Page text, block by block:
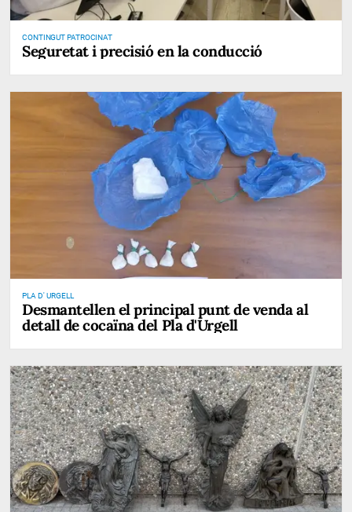
CONTINGUT PATROCINAT
Seguretat i precisió en la conducció
PLA D' URGELL
Desmantellen el principal punt de venda al
detall de cocaïna del Pla d'Urgell